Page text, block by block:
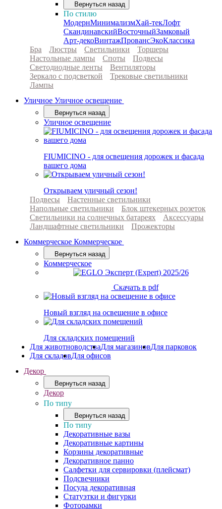
Вернуться назад
По стилю
МодернМинимализмХай-текЛофт
СкандинавскийВосточныйЗамковый
Арт-декоВинтажПровансЭкоКлассика
Бра
Люстры Светильники
Торшеры
Настольные лампы
Споты
Подвесы
Светодиодные ленты
Вентиляторы
Зеркало с подсветкой
Трековые светильники
Лампы
Уличное Уличное освещение
Вернуться назад
Уличное освещение
FIUMICINO - для освещения дорожек и фасада
вашего дома
Открываем уличный сезон!
Подвесы
Настенные светильники
Напольные светильники
Блок штекерных розеток
Светильники на солнечных батареях
Аксессуары
Ландшафтные светильники
Прожекторы
Коммерческое Коммерческое
Вернуться назад
Коммерческое
Скачать в pdf
Новый взгляд на освещение в офисе
Для складских помещений
Для животноводстваДля магазиновДля парковок
Для складовДля офисов
Декор
Вернуться назад
Декор
По типу
Вернуться назад
По типу
Декоративные вазы
Декоративные картины
Корзины декоративные
Декоративное панно
Салфетки для сервировки (плейсмат)
Подсвечники
Посуда декоративная
Статуэтки и фигурки
Фоторамки